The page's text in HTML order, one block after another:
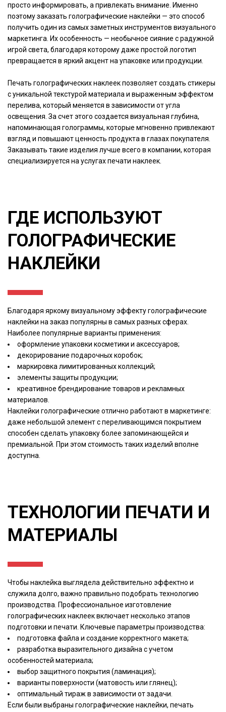
просто информировать, а привлекать внимание. Именно
поэтому заказать голографические наклейки — это способ
получить один из самых заметных инструментов визуального
маркетинга. Их особенность — необычное сияние с радужной
игрой света, благодаря которому даже простой логотип
превращается в яркий акцент на упаковке или продукции.
Печать голографических наклеек позволяет создать стикеры
с уникальной текстурой материала и выраженным эффектом
перелива, который меняется в зависимости от угла
освещения. За счет этого создается визуальная глубина,
напоминающая голограммы, которые мгновенно привлекают
взгляд и повышают ценность продукта в глазах покупателя.
Заказывать такие изделия лучше всего в компании, которая
специализируется на услугах печати наклеек.
ГДЕ ИСПОЛЬЗУЮТ
ГОЛОГРАФИЧЕСКИЕ
НАКЛЕЙКИ
Благодаря яркому визуальному эффекту голографические
наклейки на заказ популярны в самых разных сферах.
Наиболее популярные варианты применения:
оформление упаковки косметики и аксессуаров;
декорирование подарочных коробок;
маркировка лимитированных коллекций;
элементы защиты продукции;
креативное брендирование товаров и рекламных
материалов.
Наклейки голографические отлично работают в маркетинге:
даже небольшой элемент с переливающимся покрытием
способен сделать упаковку более запоминающейся и
премиальной. При этом стоимость таких изделий вполне
доступна.
ТЕХНОЛОГИИ ПЕЧАТИ И
МАТЕРИАЛЫ
Чтобы наклейка выглядела действительно эффектно и
служила долго, важно правильно подобрать технологию
производства. Профессиональное изготовление
голографических наклеек включает несколько этапов
подготовки и печати. Ключевые параметры производства:
подготовка файла и создание корректного макета;
разработка выразительного дизайна с учетом
особенностей материала;
выбор защитного покрытия (ламинация);
варианты поверхности (матовость или глянец);
оптимальный тираж в зависимости от задачи.
Если были выбраны голографические наклейки, печать